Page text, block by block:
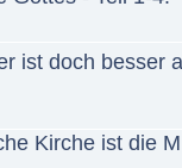
ist doch besser
Kirche ist die